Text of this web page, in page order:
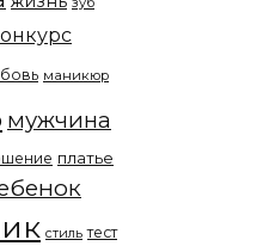
маникюр
мужчина
платье
стиль тест